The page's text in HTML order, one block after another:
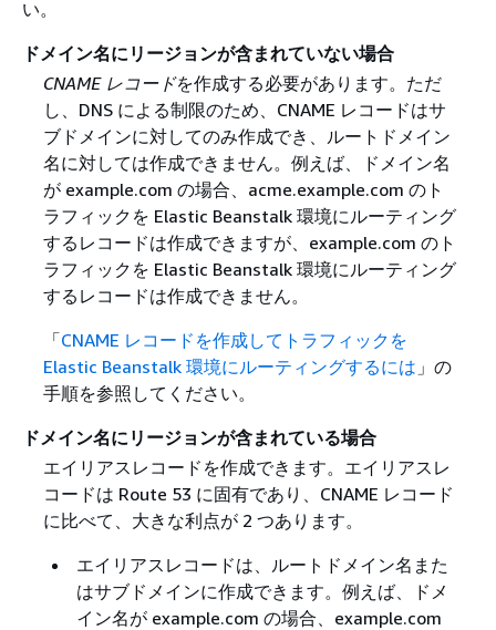
い。
ドメイン名にリージョンが含まれていない場合
CNAME レコードを作成する必要があります。ただ
し、DNS による制限のため、CNAME レコードはサ
ブドメインに対してのみ作成でき、ルートドメイン
名に対しては作成できません。例えば、ドメイン名
が example.com の場合、acme.example.com のト
ラフィックを Elastic Beanstalk 環境にルーティング
するレコードは作成できますが、example.com のト
ラフィックを Elastic Beanstalk 環境にルーティング
するレコードは作成できません。
「CNAME レコードを作成してトラフィックを
Elastic Beanstalk 環境にルーティングするには 」の
手順を参照してください。
ドメイン名にリージョンが含まれている場合
エイリアスレコードを作成できます。エイリアスレ
コードは Route 53 に固有であり、CNAME レコード
に比べて、大きな利点が 2 つあります。
エイリアスレコードは、ルートドメイン名また
はサブドメインに作成できます。例えば、ドメ
イン名が example.com の場合、example.com